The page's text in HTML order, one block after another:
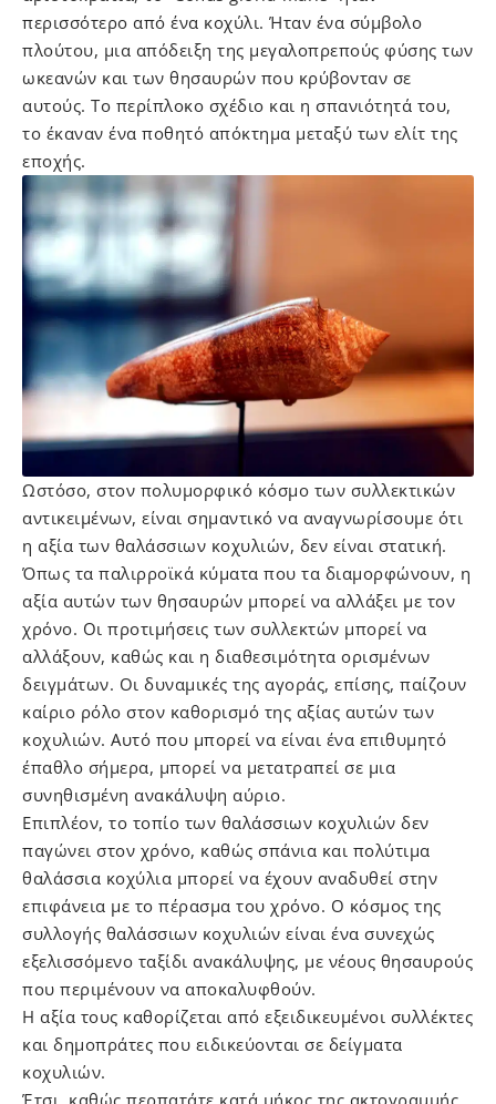
περισσότερο από ένα κοχύλι. Ήταν ένα σύμβολο
πλούτου, μια απόδειξη της μεγαλοπρεπούς φύσης των
ωκεανών και των θησαυρών που κρύβονταν σε
αυτούς. Το περίπλοκο σχέδιο και η σπανιότητά του,
το έκαναν ένα ποθητό απόκτημα μεταξύ των ελίτ της
εποχής.
Ωστόσο, στον πολυμορφικό κόσμο των συλλεκτικών
αντικειμένων, είναι σημαντικό να αναγνωρίσουμε ότι
η αξία των θαλάσσιων κοχυλιών, δεν είναι στατική.
Όπως τα παλιρροϊκά κύματα που τα διαμορφώνουν, η
αξία αυτών των θησαυρών μπορεί να αλλάξει με τον
χρόνο. Οι προτιμήσεις των συλλεκτών μπορεί να
αλλάξουν, καθώς και η διαθεσιμότητα ορισμένων
δειγμάτων. Οι δυναμικές της αγοράς, επίσης, παίζουν
καίριο ρόλο στον καθορισμό της αξίας αυτών των
κοχυλιών. Αυτό που μπορεί να είναι ένα επιθυμητό
έπαθλο σήμερα, μπορεί να μετατραπεί σε μια
συνηθισμένη ανακάλυψη αύριο.
Επιπλέον, το τοπίο των θαλάσσιων κοχυλιών δεν
παγώνει στον χρόνο, καθώς σπάνια και πολύτιμα
θαλάσσια κοχύλια μπορεί να έχουν αναδυθεί στην
επιφάνεια με το πέρασμα του χρόνο. Ο κόσμος της
συλλογής θαλάσσιων κοχυλιών είναι ένα συνεχώς
εξελισσόμενο ταξίδι ανακάλυψης, με νέους θησαυρούς
που περιμένουν να αποκαλυφθούν.
Η αξία τους καθορίζεται από εξειδικευμένοι συλλέκτες
και δημοπράτες που ειδικεύονται σε δείγματα
κοχυλιών.
Έτσι, καθώς περπατάτε κατά μήκος της ακτογραμμής,